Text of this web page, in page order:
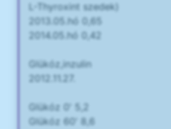
L-Thyroxint szedek)
2013.05.hó 0,65
2014.05.hó 0,42
Glükóz,inzulin
2012.11.27.
Glükóz 0' 5,2
Glükóz 60' 8,6